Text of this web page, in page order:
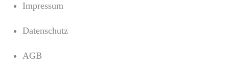
Impressum
Datenschutz
AGB